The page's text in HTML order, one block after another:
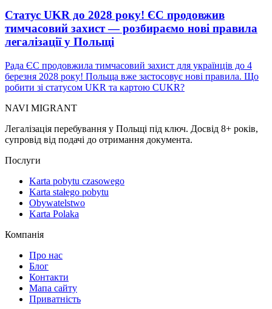
Статус UKR до 2028 року! ЄС продовжив
тимчасовий захист — розбираємо нові правила
легалізації у Польщі
Рада ЄС продовжила тимчасовий захист для українців до 4
березня 2028 року! Польща вже застосовує нові правила. Що
робити зі статусом UKR та картою CUKR?
NAVI MIGRANT
Легалізація перебування у Польщі під ключ. Досвід 8+ років,
супровід від подачі до отримання документа.
Послуги
Karta pobytu czasowego
Karta stałego pobytu
Obywatelstwo
Karta Polaka
Компанія
Про нас
Блог
Контакти
Мапа сайту
Приватність